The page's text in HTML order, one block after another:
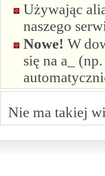
Używając
naszego
Nowe! W
się na a_
Nie ma takiej